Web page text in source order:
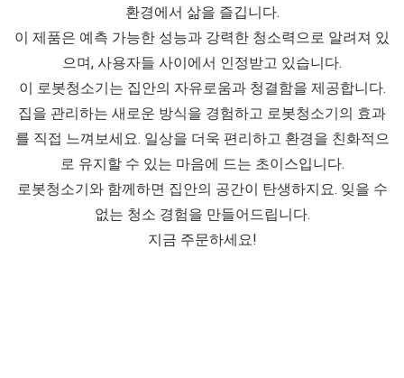
환경에서 삶을 즐깁니다.
이 제품은 예측 가능한 성능과 강력한 청소력으로 알려져 있
으며, 사용자들 사이에서 인정받고 있습니다.
이 로봇청소기는 집안의 자유로움과 청결함을 제공합니다.
집을 관리하는 새로운 방식을 경험하고 로봇청소기의 효과
를 직접 느껴보세요. 일상을 더욱 편리하고 환경을 친화적으
로 유지할 수 있는 마음에 드는 초이스입니다.
로봇청소기와 함께하면 집안의 공간이 탄생하지요. 잊을 수
없는 청소 경험을 만들어드립니다.
지금 주문하세요!